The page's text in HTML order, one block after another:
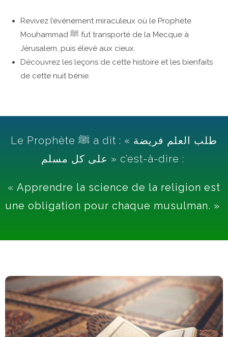
Revivez l’événement miraculeux où le Prophète
Mouhammad ﷺ fut transporté de la Mecque à
Jérusalem, puis élevé aux cieux.
Découvrez les leçons de cette histoire et les bienfaits
de cette nuit bénie.
Le Prophète ﷺ a dit : « طلب العلم فريضة
على كل مسلم » c’est-à-dire :
« Apprendre la science de la religion est
une obligation pour chaque musulman. »